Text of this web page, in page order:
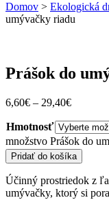
Domov > Ekologická
umývačky riadu
Prášok do
6,60€ – 29,40€
Hmotnosť
množstvo Prášok do
Pridať do košíka
Účinný prostriedok z
umývačky, ktorý si